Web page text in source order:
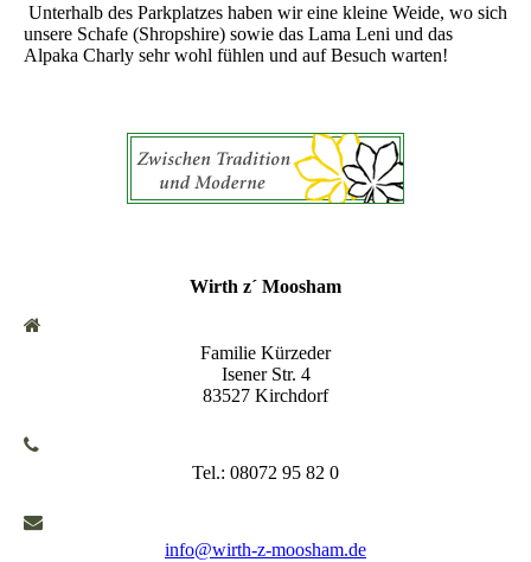
Unterhalb des Parkplatzes haben wir eine kleine Weide, wo sich
unsere Schafe (Shropshire) sowie das Lama Leni und das
Alpaka Charly sehr wohl fühlen und auf Besuch warten!
Wirth z´ Moosham
Familie Kürzeder
Isener Str. 4
83527 Kirchdorf
Tel.: 08072 95 82 0
info@wirth-z-moosham.de